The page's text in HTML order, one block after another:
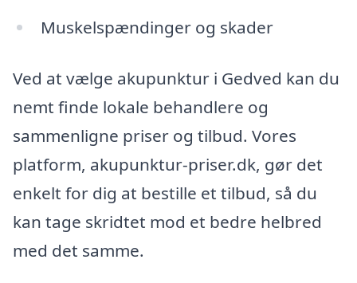
Muskelspændinger og skader
Ved at vælge akupunktur i Gedved kan du
nemt finde lokale behandlere og
sammenligne priser og tilbud. Vores
platform, akupunktur-priser.dk, gør det
enkelt for dig at bestille et tilbud, så du
kan tage skridtet mod et bedre helbred
med det samme.